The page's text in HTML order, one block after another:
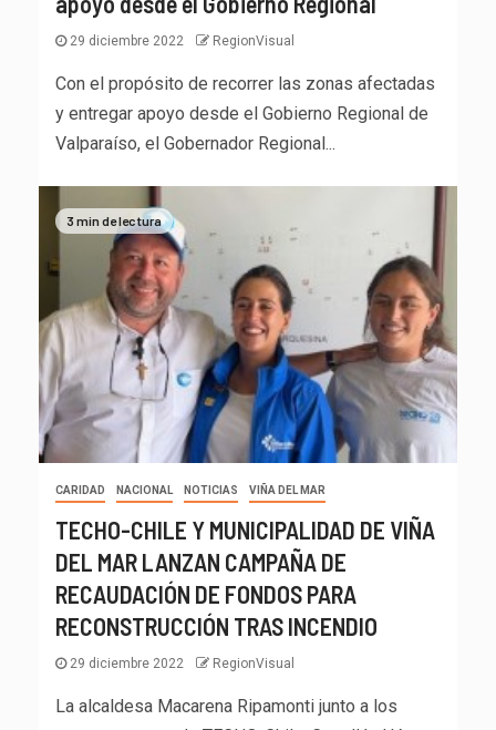
29 diciembre 2022 RegionVisual
Con el propósito de recorrer las zonas afectadas
y entregar apoyo desde el Gobierno Regional de
Valparaíso, el Gobernador Regional...
3 min de lectura
CARIDAD NACIONAL NOTICIAS VIÑA DEL MAR
TECHO-CHILE Y MUNICIPALIDAD DE VIÑA
DEL MAR LANZAN CAMPAÑA DE
RECAUDACIÓN DE FONDOS PARA
RECONSTRUCCIÓN TRAS INCENDIO
29 diciembre 2022 RegionVisual
La alcaldesa Macarena Ripamonti junto a los